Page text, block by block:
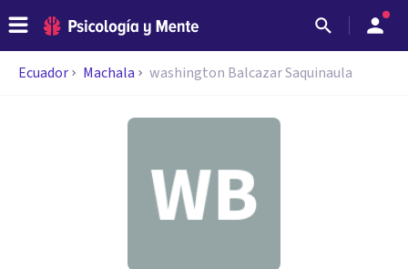
Ecuador Machala washington Balcazar Saquinaula